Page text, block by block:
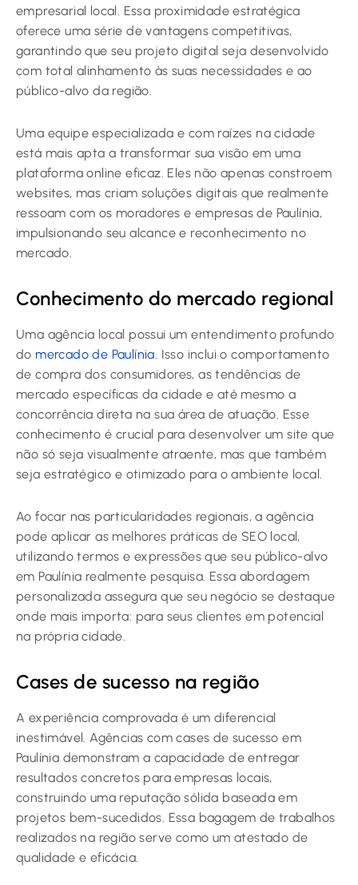
empresarial local. Essa proximidade estratégica
oferece uma série de vantagens competitivas,
garantindo que seu projeto digital seja desenvolvido
com total alinhamento às suas necessidades e ao
público-alvo da região.
Uma equipe especializada e com raízes na cidade
está mais apta a transformar sua visão em uma
plataforma online eficaz. Eles não apenas constroem
websites, mas criam soluções digitais que realmente
ressoam com os moradores e empresas de Paulínia,
impulsionando seu alcance e reconhecimento no
mercado.
Conhecimento do mercado regional
Uma agência local possui um entendimento profundo
do mercado de Paulínia. Isso inclui o comportamento
de compra dos consumidores, as tendências de
mercado específicas da cidade e até mesmo a
concorrência direta na sua área de atuação. Esse
conhecimento é crucial para desenvolver um site que
não só seja visualmente atraente, mas que também
seja estratégico e otimizado para o ambiente local.
Ao focar nas particularidades regionais, a agência
pode aplicar as melhores práticas de SEO local,
utilizando termos e expressões que seu público-alvo
em Paulínia realmente pesquisa. Essa abordagem
personalizada assegura que seu negócio se destaque
onde mais importa: para seus clientes em potencial
na própria cidade.
Cases de sucesso na região
A experiência comprovada é um diferencial
inestimável. Agências com cases de sucesso em
Paulínia demonstram a capacidade de entregar
resultados concretos para empresas locais,
construindo uma reputação sólida baseada em
projetos bem-sucedidos. Essa bagagem de trabalhos
realizados na região serve como um atestado de
qualidade e eficácia.